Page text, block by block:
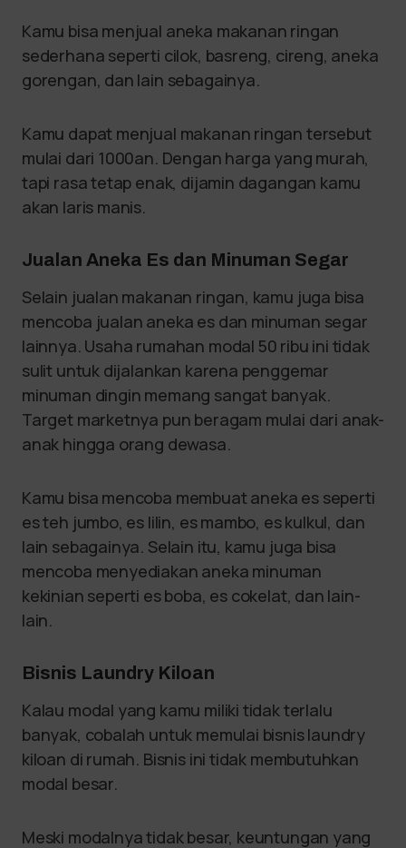
Kamu bisa menjual aneka makanan ringan
sederhana seperti cilok, basreng, cireng, aneka
gorengan, dan lain sebagainya.
Kamu dapat menjual makanan ringan tersebut
mulai dari 1000an. Dengan harga yang murah,
tapi rasa tetap enak, dijamin dagangan kamu
akan laris manis.
Jualan Aneka Es dan Minuman Segar
Selain jualan makanan ringan, kamu juga bisa
mencoba jualan aneka es dan minuman segar
lainnya. Usaha rumahan modal 50 ribu ini tidak
sulit untuk dijalankan karena penggemar
minuman dingin memang sangat banyak.
Target marketnya pun beragam mulai dari anak-
anak hingga orang dewasa.
Kamu bisa mencoba membuat aneka es seperti
es teh jumbo, es lilin, es mambo, es kulkul, dan
lain sebagainya. Selain itu, kamu juga bisa
mencoba menyediakan aneka minuman
kekinian seperti es boba, es cokelat, dan lain-
lain.
Bisnis Laundry Kiloan
Kalau modal yang kamu miliki tidak terlalu
banyak, cobalah untuk memulai bisnis laundry
kiloan di rumah. Bisnis ini tidak membutuhkan
modal besar.
Meski modalnya tidak besar, keuntungan yang